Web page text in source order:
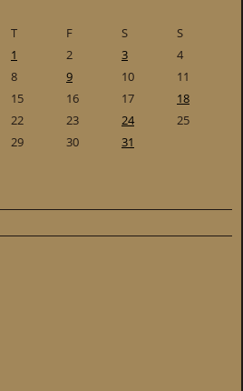
T F S
S
1
2 3
4
8 9 10
11
15 16 17
18
22 23 24
25
29 30 31